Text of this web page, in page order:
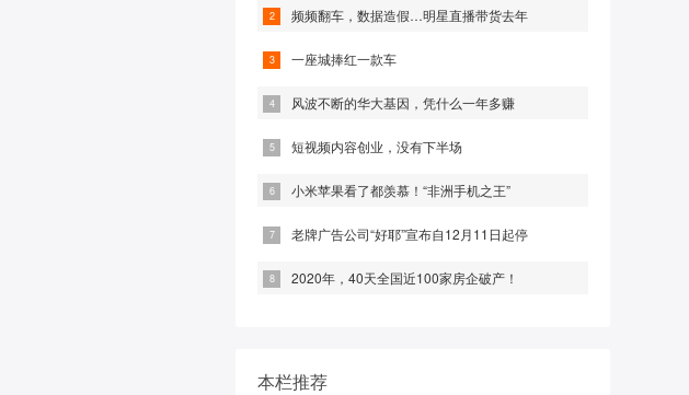
频频翻车，数据造假…明星直播带货去年
一座城捧红一款车
风波不断的华大基因，凭什么一年多赚
短视频内容创业，没有下半场
小米苹果看了都羡慕！“非洲手机之王”
老牌广告公司“好耶”宣布自12月11日起停
2020年，40天全国近100家房企破产！
本栏推荐